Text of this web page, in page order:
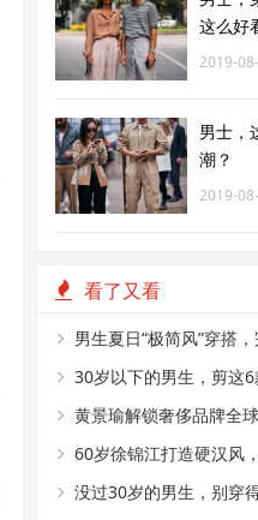
这么好
2019-
男士，
潮？
2019-
看了又看
男生夏日“极简风”穿搭
帅气
30岁以下的男生，剪这
光又帅气
黄景瑜解锁奢侈品牌全
力真好
60岁徐锦江打造硬汉风
时髦
没过30岁的男生，别穿